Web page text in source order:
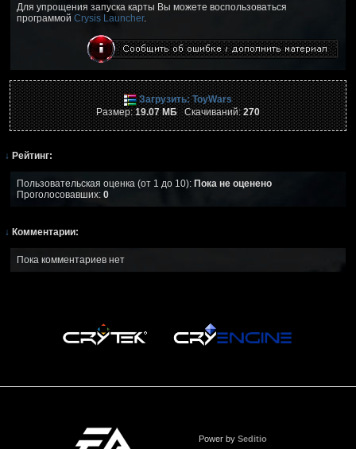
Для упрощения запуска карты Вы можете воспользоваться
программой Crysis Launcher.
Загрузить: ToyWars
Размер:19.07 МБСкачиваний:270
↓ Рейтинг:
Пользовательская оценка (от 1 до 10): Пока не оценено
Проголосовавших: 0
↓ Комментарии:
Пока комментариев нет
Power by Seditio